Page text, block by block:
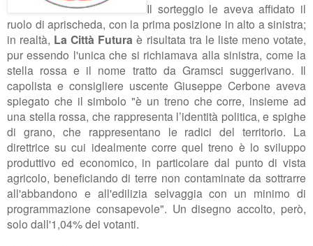
Il sorteggio le aveva affidato il
ruolo di aprischeda, con la prima posizione in alto a sinistra;
in realtà, La Città Futuraè risultata tra le liste meno votate,
pur essendo l'unica che si richiamava alla sinistra, come la
stella rossa e il nome tratto da Gramsci suggerivano. Il
capolista e consigliere uscente Giuseppe Cerbone aveva
spiegato che il simbolo "è un treno che corre, insieme ad
una stella rossa, che rappresenta l’identità politica, e spighe
di grano, che rappresentano le radici del territorio. La
direttrice su cui idealmente corre quel treno è lo sviluppo
produttivo ed economico, in particolare dal punto di vista
agricolo, beneficiando di terre non contaminate da sottrarre
all'abbandono e all'edilizia selvaggia con un minimo di
programmazione consapevole". Un disegno accolto, però,
solo dall'1,04% dei votanti.